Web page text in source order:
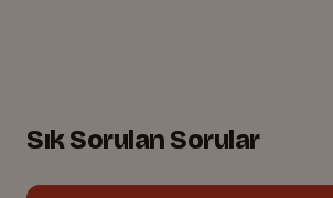
Sık Sorulan Sorular